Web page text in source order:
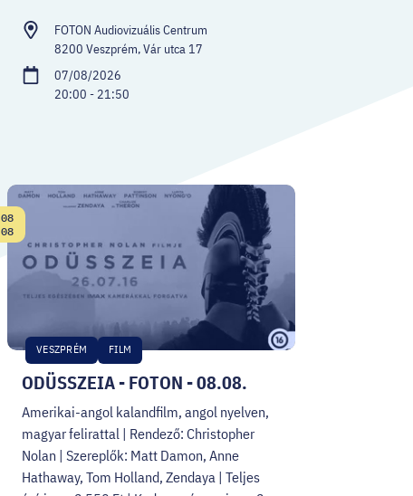
FOTON Audiovizuális Centrum
8200 Veszprém, Vár utca 17
07/08/2026
20:00 - 21:50
ODÜSSZEIA - FOTON - 08.08.
VESZPRÉM FILM
Date:
08
08
Amerikai-angol kalandfilm, angol nyelven,
magyar felirattal | Rendező: Christopher
Nolan | Szereplők: Matt Damon, Anne
Hathaway, Tom Holland, Zendaya | Teljes